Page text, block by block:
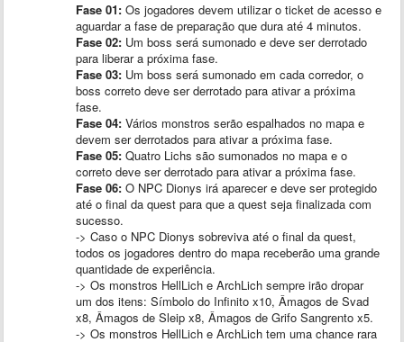
Fase 01:Os jogadores devem utilizar o ticket de acesso e
aguardar a fase de preparação que dura até 4 minutos.
Fase 02:Um boss será sumonado e deve ser derrotado
para liberar a próxima fase.
Fase 03:Um boss será sumonado em cada corredor, o
boss correto deve ser derrotado para ativar a próxima
fase.
Fase 04:Vários monstros serão espalhados no mapa e
devem ser derrotados para ativar a próxima fase.
Fase 05:Quatro Lichs são sumonados no mapa e o
correto deve ser derrotado para ativar a próxima fase.
Fase 06:O NPC Dionys irá aparecer e deve ser protegido
até o final da quest para que a quest seja finalizada com
sucesso.
-> Caso o NPC Dionys sobreviva até o final da quest,
todos os jogadores dentro do mapa receberão uma grande
quantidade de experiência.
-> Os monstros HellLich e ArchLich sempre irão dropar
um dos itens: Símbolo do Infinito x10, Âmagos de Svad
x8, Âmagos de Sleip x8, Âmagos de Grifo Sangrento x5.
-> Os monstros HellLich e ArchLich tem uma chance rara